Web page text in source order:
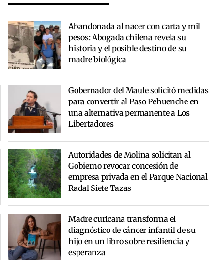
Abandonada al nacer con carta y mil
pesos: Abogada chilena revela su
historia y el posible destino de su
madre biológica
Gobernador del Maule solicitó medidas
para convertir al Paso Pehuenche en
una alternativa permanente a Los
Libertadores
Autoridades de Molina solicitan al
Gobierno revocar concesión de
empresa privada en el Parque Nacional
Radal Siete Tazas
Madre curicana transforma el
diagnóstico de cáncer infantil de su
hijo en un libro sobre resiliencia y
esperanza